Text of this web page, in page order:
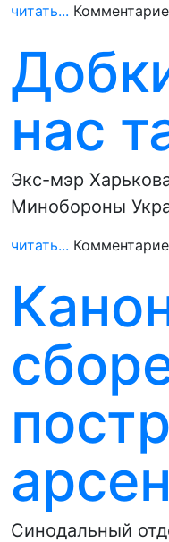
читать...
нас
Экс-мэр
Минобороны
читать...
Синодальный